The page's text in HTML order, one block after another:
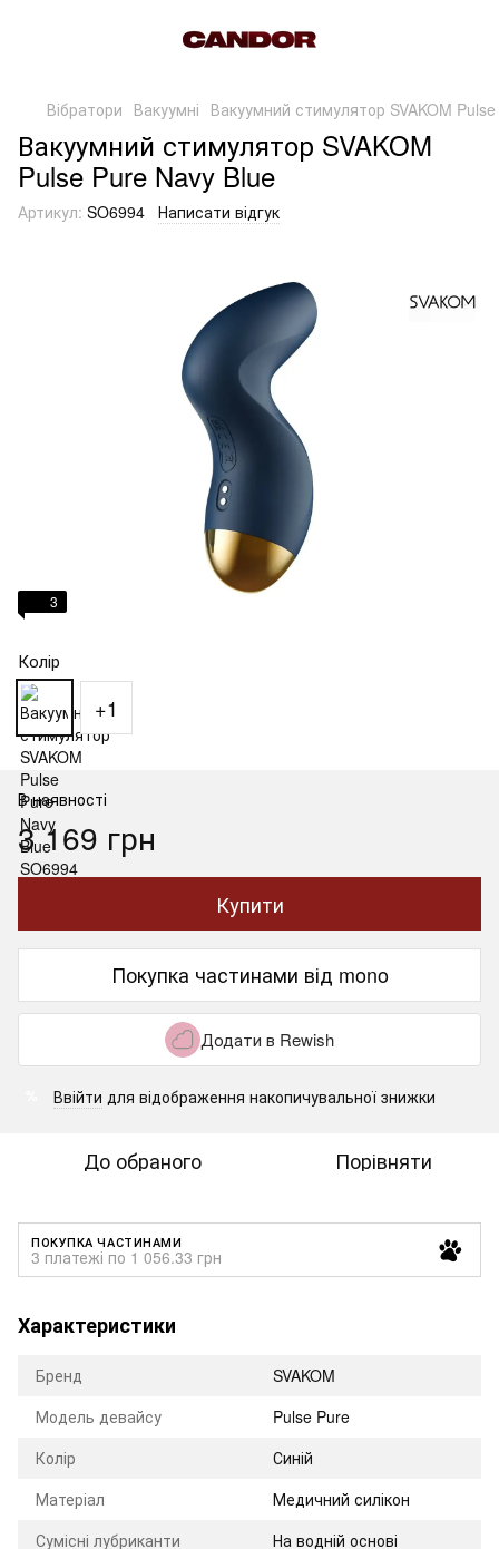
Вібратори Вакуумні Вакуумний стимулятор SVAKOM
Вакуумний стимулятор SVAKOM
Pulse Pure Navy Blue
Артикул: SO6994 Написати відгук
3
Колір
+1
В наявності
3 169 грн
Купити
Покупка частинами від mono
Додати в Rewish
Ввійти для відображення накопичувальної знижки
До обраного Порівняти
ПОКУПКА ЧАСТИНАМИ
3 платежі по 1 056.33 грн
Характеристики
Бренд
SVAKOM
Модель девайсу
Pulse Pure
Колір
Синій
Матеріал
Медичний силікон
Сумісні лубриканти
На водній основі